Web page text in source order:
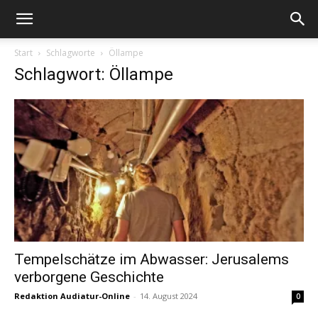
Start Schlagworte Öllampe
Schlagwort: Öllampe
Tempelschätze im Abwasser: Jerusalems
verborgene Geschichte
Redaktion Audiatur-Online - 14. August 2024 0